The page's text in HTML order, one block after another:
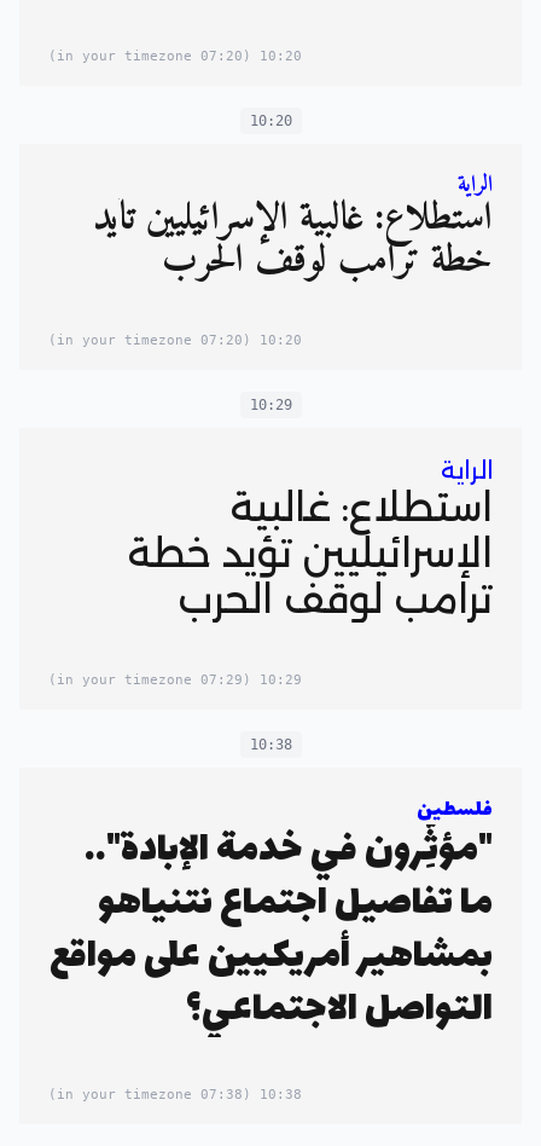
10:20
(07:20 in your timezone)
10:20
الراية
استطلاع: غالبية الإسرائيليين تأيد
خطة ترامب لوقف الحرب
10:20
(07:20 in your timezone)
10:29
الراية
استطلاع: غالبية
الإسرائيليين تؤيد خطة
ترامب لوقف الحرب
10:29
(07:29 in your timezone)
10:38
فلسطين
"مؤثِّرون في خدمة الإبادة"..
ما تفاصيل اجتماع نتنياهو
بمشاهير أمريكيين على مواقع
التواصل الاجتماعي؟
10:38
(07:38 in your timezone)